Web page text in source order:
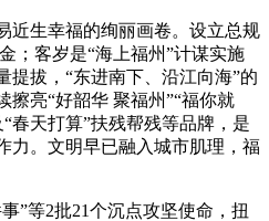
生幸福的绚丽画卷。设立总规
；客岁是“海上福州”计谋实施
提拔，“东进南下、沿江向海”的
擦亮“好韶华 聚福州”“福你就
春天打算”扶残帮残等品牌，是
力。文明早已融入城市肌理，福
等2批21个沉点攻坚使命，扭